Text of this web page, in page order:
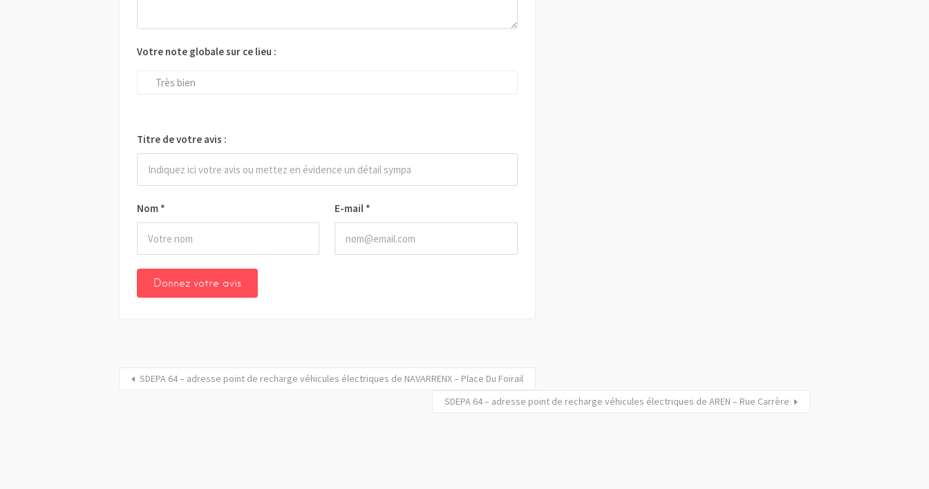
Nom * E-mail *
Votre note globale sur ce lieu :
Très bien
Titre de votre avis :
SDEPA 64 – adresse point de recharge véhicules électriques de NAVARRENX – Place Du Foirail
SDEPA 64 – adresse point de recharge véhicules électriques de AREN – Rue Carrère